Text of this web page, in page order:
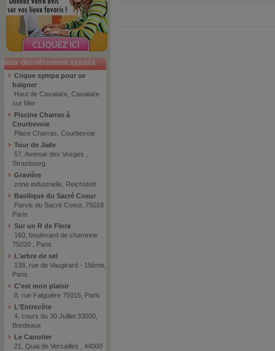
lieux dernièrement ajoutés
Crique sympa pour se
baigner
Haut de Cavalaire, Cavalaire
sur Mer
Piscine Charras à
Courbevoie
Place Charras, Courbevoie
Tour de Jade
57, Avenue des Vosges ,
Strasbourg
Gravière
zone industrielle, Reichstett
Basilique du Sacré Coeur
Parvis du Sacré Coeur, 75018
Paris
Sur un R de Flora
160, boulevard de charonne
75020 , Paris
L'arbre de sel
138, rue de Vaugirard - 15ème,
Paris
C'est mon plaisir
8, rue Falguière 75015, Paris
L'Entrecôte
4, cours du 30 Juillet 33000,
Bordeaux
Le Canotier
21, Quai de Versailles , 44000